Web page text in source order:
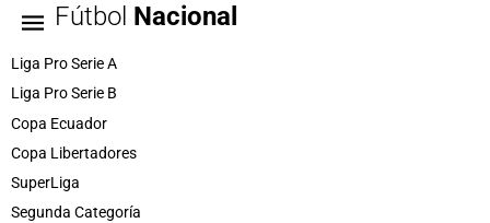
Fútbol Nacional
Liga Pro Serie A
Liga Pro Serie B
Copa Ecuador
Copa Libertadores
SuperLiga
Segunda Categoría